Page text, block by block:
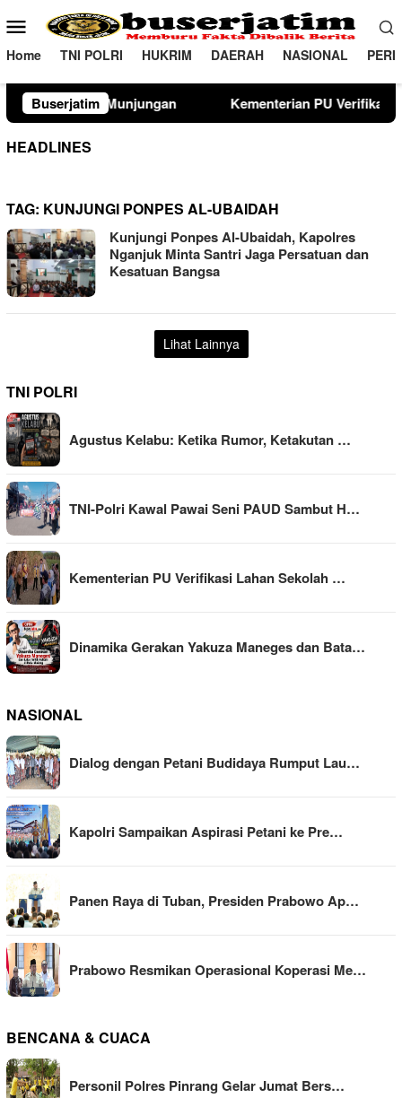
ke
konten
Menu
Mobile
Home TNI POLRI HUKRIM DAERAH NASIONAL
BuserjatimKementerian PU Verifikasi Lahan Sekolah
HEADLINES
TAG: KUNJUNGI PONPES AL-UBAIDAH
Kunjungi Ponpes Al-Ubaidah, Kapolres
Nganjuk Minta Santri Jaga Persatuan dan
Kesatuan Bangsa
Lihat Lainnya
TNI POLRI
Agustus Kelabu: Ketika Rumor, Ketakutan …
TNI-Polri Kawal Pawai Seni PAUD Sambut H…
Kementerian PU Verifikasi Lahan Sekolah …
Dinamika Gerakan Yakuza Maneges dan Bata…
NASIONAL
Dialog dengan Petani Budidaya Rumput Lau…
Kapolri Sampaikan Aspirasi Petani ke Pre…
Panen Raya di Tuban, Presiden Prabowo Ap…
Prabowo Resmikan Operasional Koperasi Me…
BENCANA & CUACA
Personil Polres Pinrang Gelar Jumat Bers…